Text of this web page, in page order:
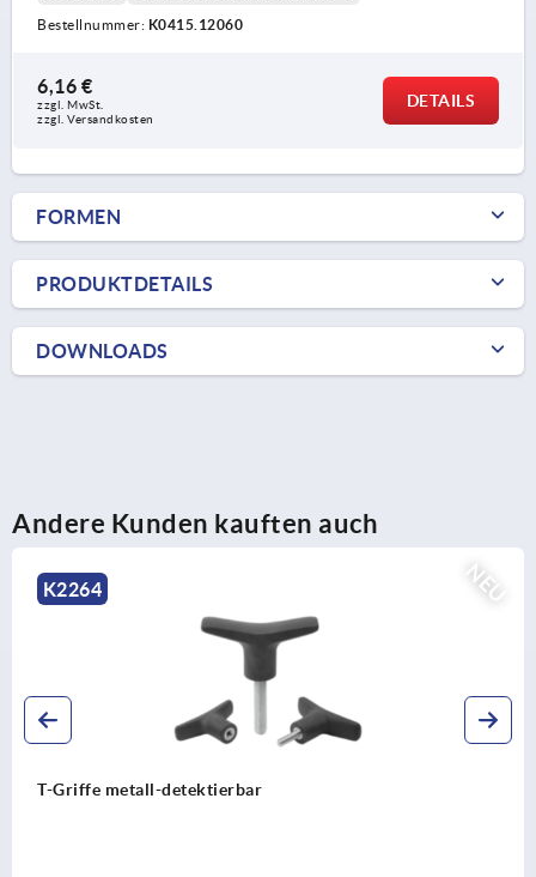
Bestellnummer: K0415.12060
6,16 €
zzgl. MwSt.
zzgl. Versandkosten
DETAILS
FORMEN
PRODUKTDETAILS
DOWNLOADS
Andere Kunden kauften auch
NEU
K2264
T-Griffe metall-detektierbar